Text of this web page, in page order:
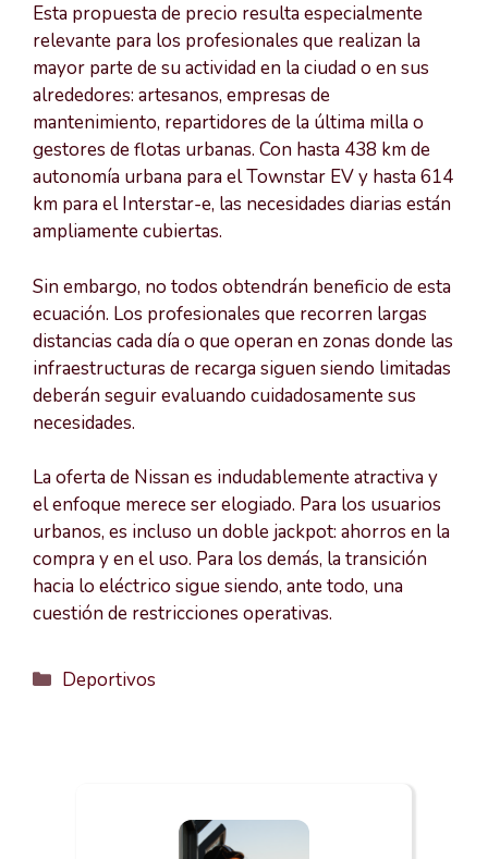
Esta propuesta de precio resulta especialmente
relevante para los profesionales que realizan la
mayor parte de su actividad en la ciudad o en sus
alrededores: artesanos, empresas de
mantenimiento, repartidores de la última milla o
gestores de flotas urbanas. Con hasta 438 km de
autonomía urbana para el Townstar EV y hasta 614
km para el Interstar-e, las necesidades diarias están
ampliamente cubiertas.
Sin embargo, no todos obtendrán beneficio de esta
ecuación. Los profesionales que recorren largas
distancias cada día o que operan en zonas donde las
infraestructuras de recarga siguen siendo limitadas
deberán seguir evaluando cuidadosamente sus
necesidades.
La oferta de Nissan es indudablemente atractiva y
el enfoque merece ser elogiado. Para los usuarios
urbanos, es incluso un doble jackpot: ahorros en la
compra y en el uso. Para los demás, la transición
hacia lo eléctrico sigue siendo, ante todo, una
cuestión de restricciones operativas.
Categorías
Deportivos